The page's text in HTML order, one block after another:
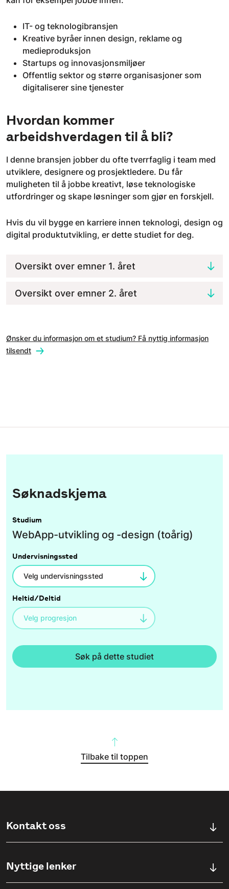
IT- og teknologibransjen
Kreative byråer innen design, reklame og
medieproduksjon
Startups og innovasjonsmiljøer
Offentlig sektor og større organisasjoner som
digitaliserer sine tjenester
Hvordan kommer
arbeidshverdagen til å bli?
I denne bransjen jobber du ofte tverrfaglig i team med
utviklere, designere og prosjektledere. Du får
muligheten til å jobbe kreativt, løse teknologiske
utfordringer og skape løsninger som gjør en forskjell.
Hvis du vil bygge en karriere innen teknologi, design og
digital produktutvikling, er dette studiet for deg.
Oversikt over emner 1. året
Oversikt over emner 2. året
Ønsker du informasjon om et studium? Få nyttig informasjon
tilsendt
Søknadskjema
Studium
WebApp-utvikling og -design (toårig)
Undervisningssted
Heltid/Deltid
Søk på dette studiet
Tilbake til toppen
Kontakt oss
Ullevålsveien 76, 0454 OSLO
Nyttige lenker